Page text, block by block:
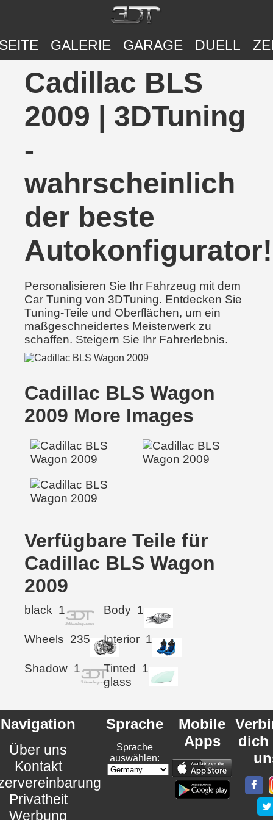
GALERIE GARAGE DUELL
Cadillac BLS
2009 | 3DTuning
-
wahrscheinlich
der beste
Autokonfigurator!
Personalisieren Sie Ihr Fahrzeug mit dem
Car Tuning von 3DTuning. Entdecken Sie
Tuning-Teile und Oberflächen, um ein
maßgeschneidertes Meisterwerk zu
schaffen. Steigern Sie Ihr Fahrerlebnis.
Cadillac BLS Wagon
2009 More Images
Verfügbare Teile für
Cadillac BLS Wagon
2009
black 1 Body 1
Wheels 235 Interior 1
Shadow 1
Tinted
glass
1
Navigation
Über uns
Kontakt
Privatheit
Werbung
Sprache
Sprache
auswählen:
Mobile
Apps
dich